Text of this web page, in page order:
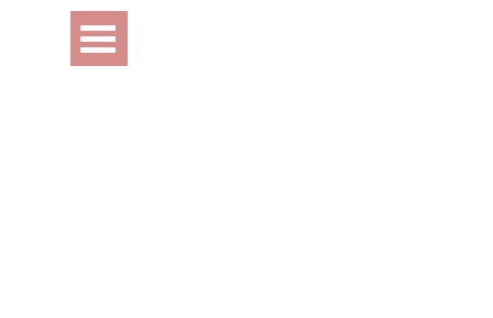
Перейти к контенту
Пропустить меню